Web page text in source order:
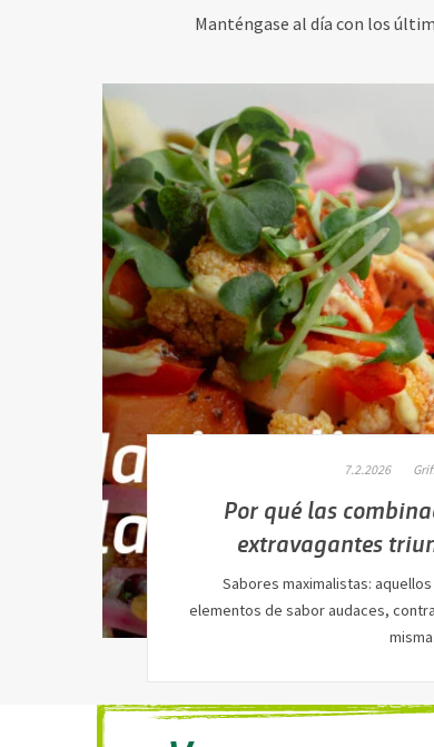
Manténgase al día con los
7.2.2026
Por qué las
extravagantes
Sabores maximalistas:
elementos de sabor audaces,